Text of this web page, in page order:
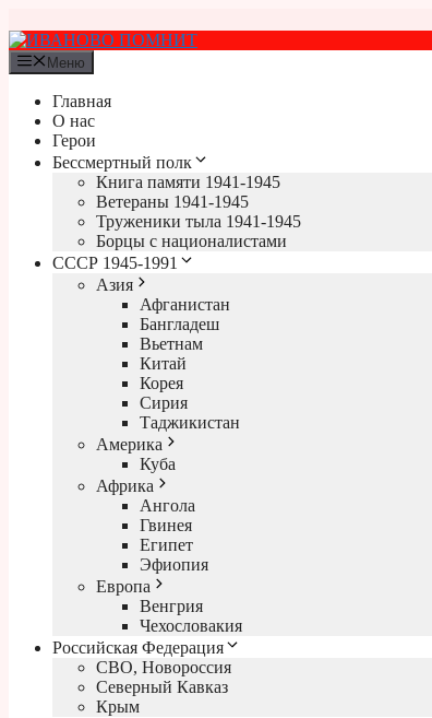
к
содержимому
Меню
Главная
О нас
Герои
Бессмертный полк
Книга памяти 1941-1945
Ветераны 1941-1945
Труженики тыла 1941-1945
Борцы с националистами
СССР 1945-1991
Азия
Афганистан
Бангладеш
Вьетнам
Китай
Корея
Сирия
Таджикистан
Америка
Куба
Африка
Ангола
Гвинея
Египет
Эфиопия
Европа
Венгрия
Чехословакия
Российская Федерация
СВО, Новороссия
Северный Кавказ
Крым